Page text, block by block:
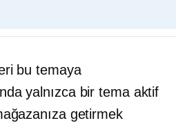
bu temaya
yalnızca bir tema aktif
getirmek